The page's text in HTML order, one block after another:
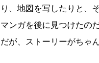
り、地図を写したりと、
マンガを後に見つけたの
だが、ストーリーがちゃ